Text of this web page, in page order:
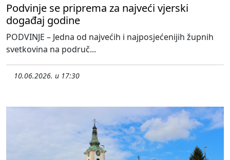
Podvinje se priprema za najveći vjerski
događaj godine
PODVINJE – Jedna od najvećih i najposjećenijih župnih
svetkovina na područ...
10.06.2026. u 17:30